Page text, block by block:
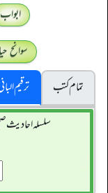
ابواب
سوانح
تمام کتب
ترقیم
سلسله احاديث